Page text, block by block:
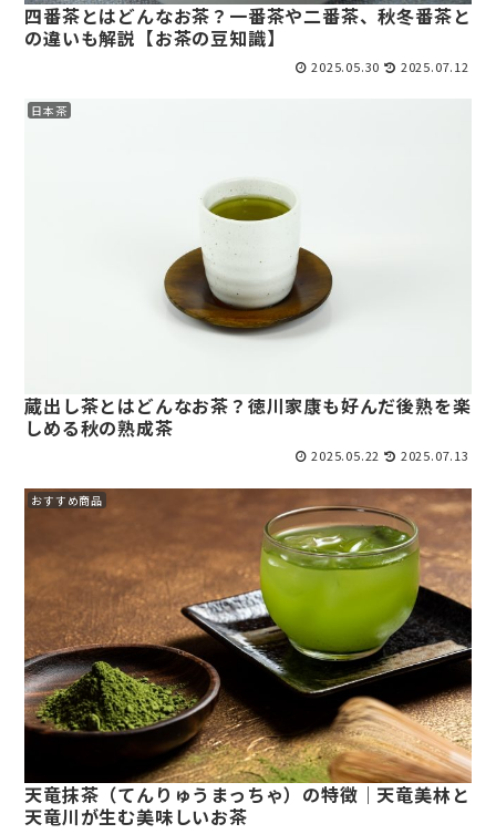
四番茶とはどんなお茶？一番茶や二番茶、秋冬番茶と
の違いも解説【お茶の豆知識】
2025.05.30 2025.07.12
日本茶
蔵出し茶とはどんなお茶？徳川家康も好んだ後熟を楽
しめる秋の熟成茶
2025.05.22 2025.07.13
おすすめ商品
天竜抹茶（てんりゅうまっちゃ）の特徴｜天竜美林と
天竜川が生む美味しいお茶